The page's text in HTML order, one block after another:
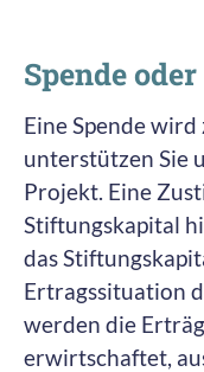
Spende
Eine Spende
unterstützen Sie
Projekt. Eine
Stiftungskapital
das
Ertragssituation
werden die
erwirtschaftet,